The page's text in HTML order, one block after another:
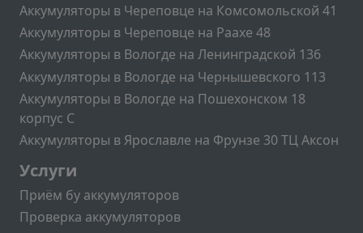
Аккумуляторы в Череповце на Комсомольской 41
Аккумуляторы в Череповце на Раахе 48
Аккумуляторы в Вологде на Ленинградской 136
Аккумуляторы в Вологде на Чернышевского 113
Аккумуляторы в Вологде на Пошехонском 18
корпус C
Аккумуляторы в Ярославле на Фрунзе 30 ТЦ Аксон
Подвал2
Услуги
Приём бу аккумуляторов
Проверка аккумуляторов